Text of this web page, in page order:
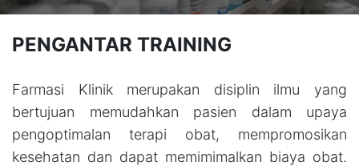
PENGANTAR TRAINING
Farmasi Klinik merupakan disiplin ilmu yang
bertujuan memudahkan pasien dalam upaya
pengoptimalan terapi obat, mempromosikan
kesehatan dan dapat memimimalkan biaya obat.